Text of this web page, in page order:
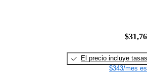
El precio incluye tasas
$343/mes